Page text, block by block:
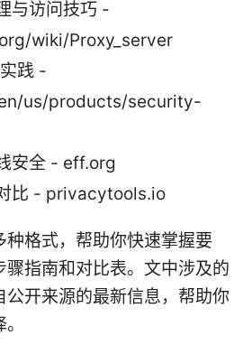
与访问技巧 -
wiki/Proxy_server
践 -
us/products/security-
安全 - eff.org
比 - privacytools.io
种格式，帮助你快速掌握要
骤指南和对比表。文中涉及的
公开来源的最新信息，帮助你